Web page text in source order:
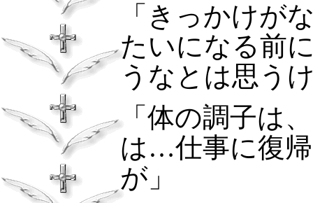
「きっかけが
たいになる前
うなとは思う
「体の調子は
は…仕事に復
が」